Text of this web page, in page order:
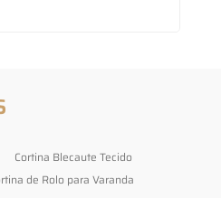
Cortina Blecaute Tecido
de Rolo para Varanda